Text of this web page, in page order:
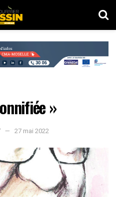
»
27 mai 2022